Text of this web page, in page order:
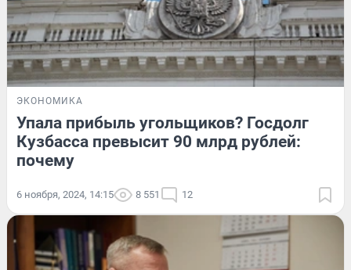
ЭКОНОМИКА
Упала прибыль угольщиков? Госдолг
Кузбасса превысит 90 млрд рублей:
почему
6 ноября, 2024, 14:15 8 551 12